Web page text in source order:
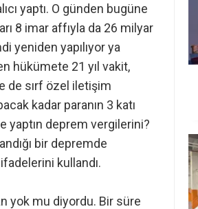
yaptı. O günden bugüne
8 imar affıyla da 26 milyar
yeniden yapılıyor ya
hükümete 21 yıl vakit,
de sırf özel iletişim
kadar paranın 3 katı
yaptın deprem vergilerini?
bir depremde
kullandı.
yok mu diyordu. Bir süre